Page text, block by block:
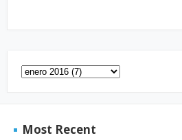
Most Recent